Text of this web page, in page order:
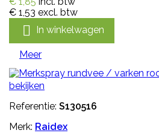
€ 1,53 excl. btw
 In winkelwagen
Meer
bekijken
Referentie: S130516
Merk: Raidex